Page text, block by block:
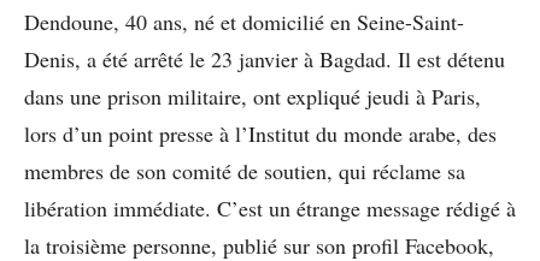
Dendoune, 40 ans, né et domicilié en Seine-Saint-
Denis, a été arrêté le 23 janvier à Bagdad. Il est détenu
dans une prison militaire, ont expliqué jeudi à Paris,
lors d’un point presse à l’Institut du monde arabe, des
membres de son comité de soutien, qui réclame sa
libération immédiate. C’est un étrange message rédigé à
la troisième personne, publié sur son profil Facebook,